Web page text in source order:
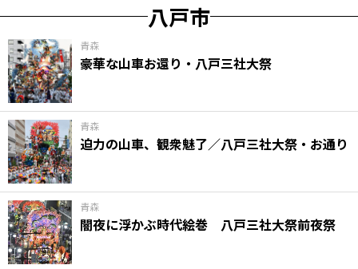
八戸市
青森
豪華な山車お還り・八戸三社大祭
青森
迫力の山車、観衆魅了／八戸三社大祭・お通り
青森
闇夜に浮かぶ時代絵巻 八戸三社大祭前夜祭